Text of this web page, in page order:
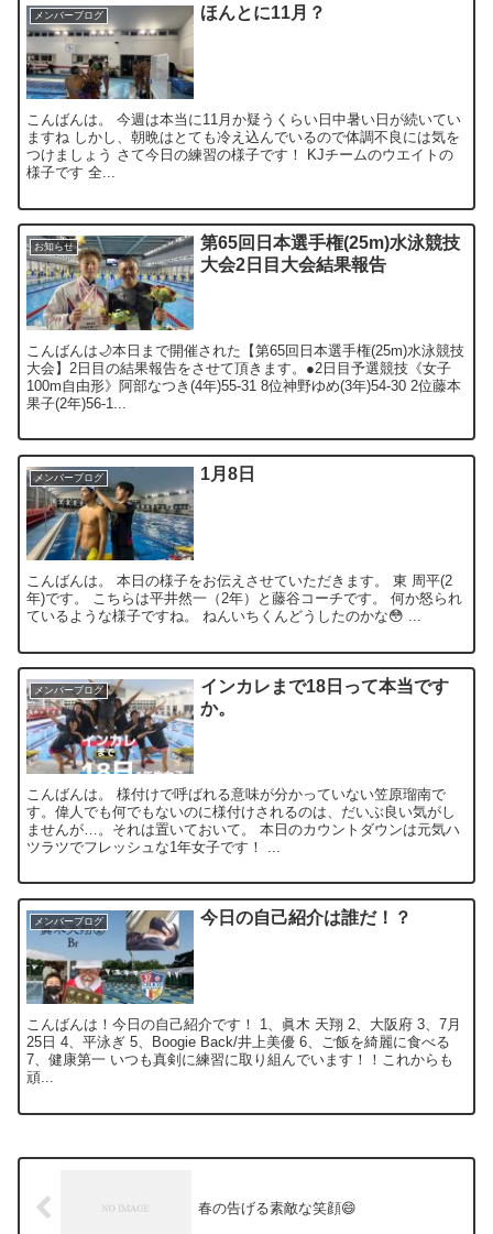
メンバーブログ ほんとに11月？
こんばんは。 今週は本当に11月か疑うくらい日中暑い日が続いてい
ますね しかし、朝晩はとても冷え込んでいるので体調不良には気を
つけましょう さて今日の練習の様子です！ KJチームのウエイトの
様子です 全...
お知らせ
第65回日本選手権(25m)水泳競技
大会2日目大会結果報告
こんばんは🌙本日まで開催された【第65回日本選手権(25m)水泳競技
大会】2日目の結果報告をさせて頂きます。●2日目予選競技《女子
100m自由形》阿部なつき(4年)55-31 8位神野ゆめ(3年)54-30 2位藤本
果子(2年)56-1...
メンバーブログ 1月8日
こんばんは。 本日の様子をお伝えさせていただきます。 東 周平(2
年)です。 こちらは平井然一（2年）と藤谷コーチです。 何か怒られ
ているような様子ですね。 ねんいちくんどうしたのかな😳 ...
メンバーブログ
インカレまで18日って本当です
か。
こんばんは。 様付けで呼ばれる意味が分かっていない笠原瑠南で
す。偉人でも何でもないのに様付けされるのは、だいぶ良い気がし
ませんが…。それは置いておいて。 本日のカウントダウンは元気ハ
ツラツでフレッシュな1年女子です！ ...
メンバーブログ 今日の自己紹介は誰だ！？
こんばんは！今日の自己紹介です！ 1、眞木 天翔 2、大阪府 3、7月
25日 4、平泳ぎ 5、Boogie Back/井上美優 6、ご飯を綺麗に食べる
7、健康第一 いつも真剣に練習に取り組んでいます！！これからも
頑...
春の告げる素敵な笑顔😄